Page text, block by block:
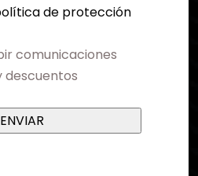
de protección
comunicaciones
descuentos